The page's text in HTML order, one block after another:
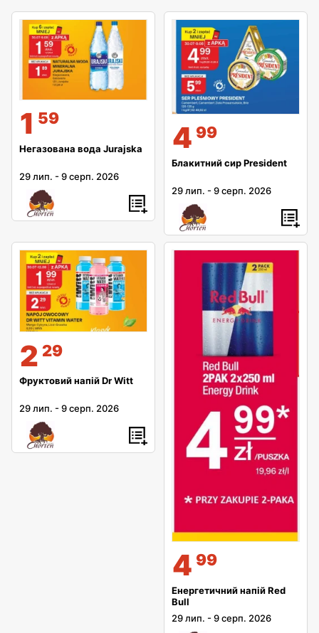
1 59
Негазована вода Jurajska
29 лип. -9 серп. 2026
4 99
Блакитний сир President
29 лип. -9 серп. 2026
2 29
Фруктовий напій Dr Witt
29 лип. -9 серп. 2026
4 99
Енергетичний напій Red
Bull
29 лип. -9 серп. 2026